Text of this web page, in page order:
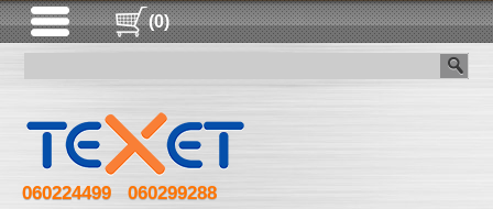
(0)
060224499 060299288